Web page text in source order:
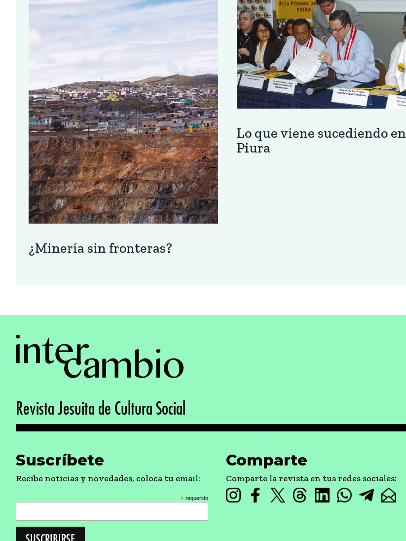
¿Minería sin fronteras?
Lo que viene sucediendo en
Piura
Revista Jesuita de Cultura Social
Suscríbete
Recibe noticias y novedades, coloca tu email:
* requerido
Comparte
Comparte la revista en tus redes sociales: